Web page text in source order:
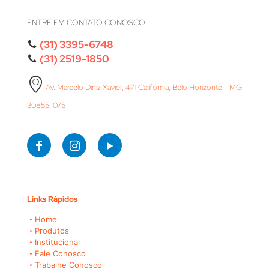
ENTRE EM CONTATO CONOSCO
(31) 3395-6748
(31) 2519-1850
Av. Marcelo Diniz Xavier, 471 Califórnia, Belo Horizonte - MG
30855-075
Links Rápidos
Home
Produtos
Institucional
Fale Conosco
Trabalhe Conosco